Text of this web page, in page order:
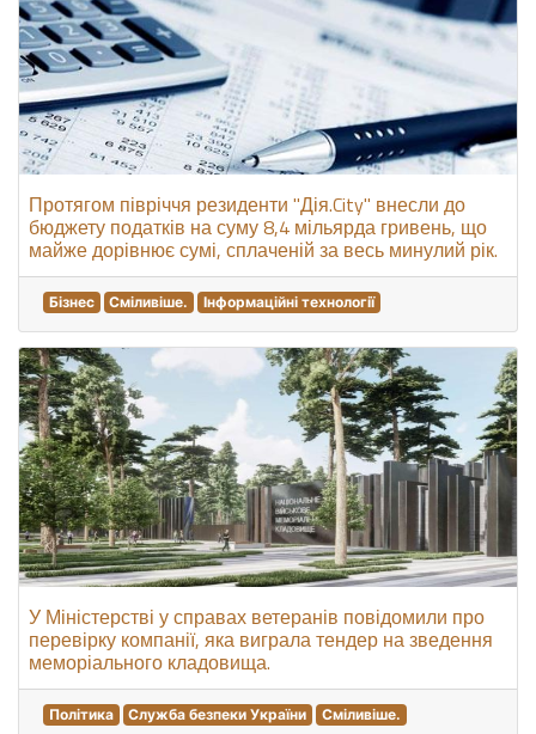
Протягом півріччя резиденти "Дія.City" внесли до
бюджету податків на суму 8,4 мільярда гривень, що
майже дорівнює сумі, сплаченій за весь минулий рік.
Бізнес Сміливіше. Інформаційні технології
У Міністерстві у справах ветеранів повідомили про
перевірку компанії, яка виграла тендер на зведення
меморіального кладовища.
Політика Служба безпеки України Сміливіше.